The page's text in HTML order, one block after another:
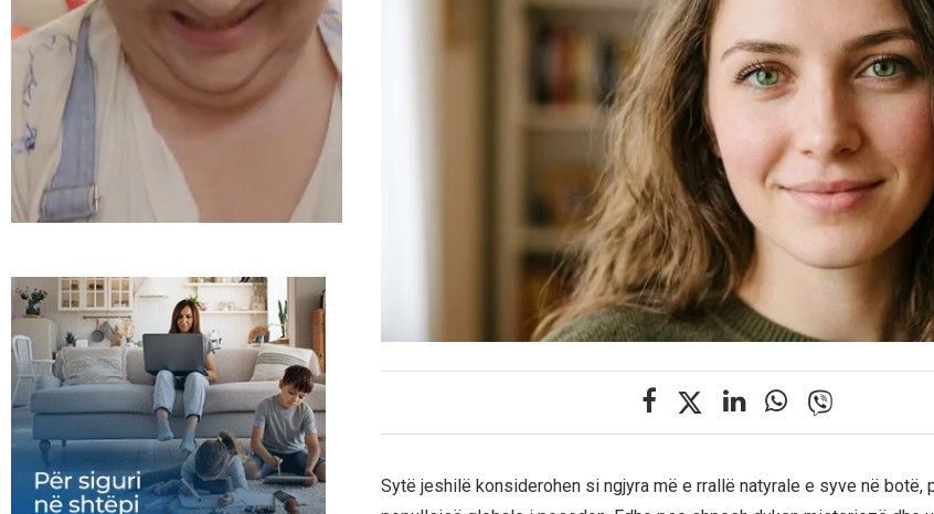
Sytë jeshilë konsiderohen si ngjyra më e rrallë natyrale e syve në botë,